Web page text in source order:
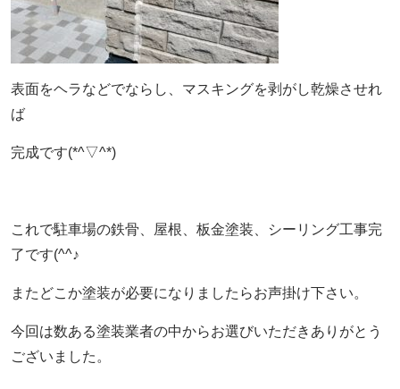
表面をヘラなどでならし、マスキングを剥がし乾燥させれ
ば
完成です(*^▽^*)
これで駐車場の鉄骨、屋根、板金塗装、シーリング工事完
了です(^^♪
またどこか塗装が必要になりましたらお声掛け下さい。
今回は数ある塗装業者の中からお選びいただきありがとう
ございました。